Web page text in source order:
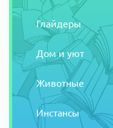
Глайдеры
Дом и уют
Животные
Инстансы